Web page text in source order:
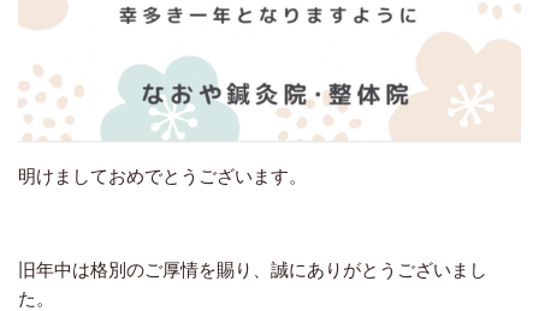
明けましておめでとうございます。
旧年中は格別のご厚情を賜り、誠にありがとうございまし
た。